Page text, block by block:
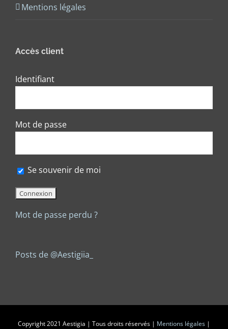
Mentions légales
Accès client
Identifiant
Mot de passe
Se souvenir de moi
Mot de passe perdu ?
Posts de @Aestigiia_
Copyright 2021 Aestigia | Tous droits réservés | Mentions légales |